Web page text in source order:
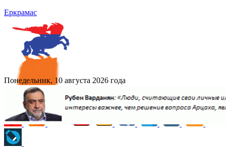
Еркрамас
Понедельник, 10 августа 2026 года